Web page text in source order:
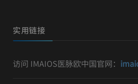
实用链接
访问 IMAIOS医脉欧中国官网：